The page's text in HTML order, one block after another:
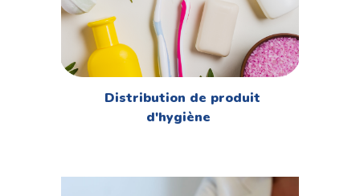
Distribution de produit
d'hygiène